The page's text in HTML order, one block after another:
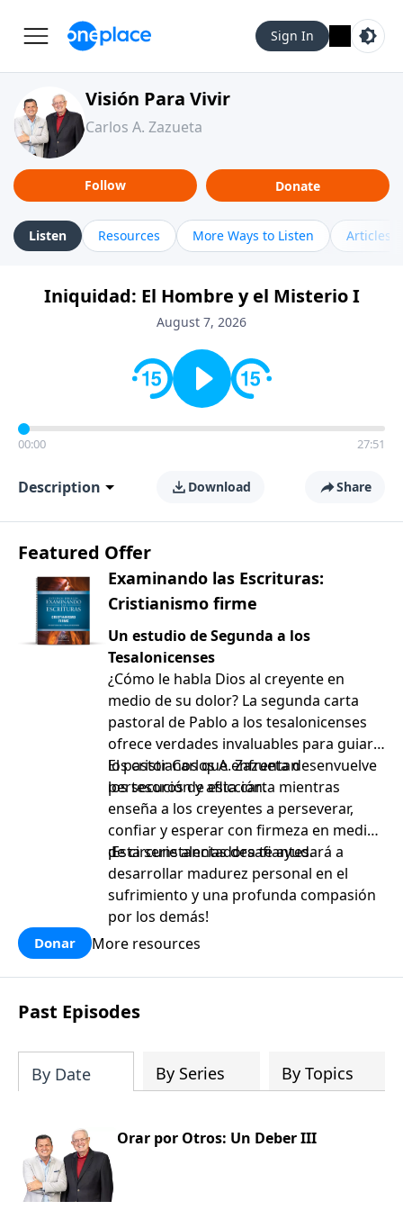
Sign In
Visión Para Vivir
Carlos A. Zazueta
Follow Donate
Listen Resources More Ways to Listen Articles
Iniquidad: El Hombre y el Misterio I
August 7, 2026
00:00 27:51
Description Download Share
Featured Offer
Examinando las Escrituras:
Cristianismo firme
Un estudio de Segunda a los
Tesalonicenses
¿Cómo le habla Dios al creyente en
medio de su dolor? La segunda carta
pastoral de Pablo a los tesalonicenses
ofrece verdades invaluables para guiar a
los cristianos que enfrentan
persecución y aflicción.
El pastor Carlos A. Zazueta desenvuelve
los tesoros de esta carta mientras
enseña a los creyentes a perseverar,
confiar y esperar con firmeza en medio
de circunstancias desafiantes.
¡Esta serie alentadora te ayudará a
desarrollar madurez personal en el
sufrimiento y una profunda compasión
por los demás!
Donar More resources
Past Episodes
By Date By Series By Topics
Orar por Otros: Un Deber III